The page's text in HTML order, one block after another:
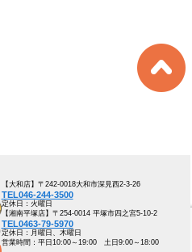
【大和店】〒242-0018大和市深見西2-3-26
TEL046-244-3500
定休日：火曜日
【湘南平塚店】〒254-0014 平塚市四之宮5-10-2
TEL0463-79-5970
定休日：月曜日、木曜日
営業時間：平日10:00～19:00 土日9:00～18:00